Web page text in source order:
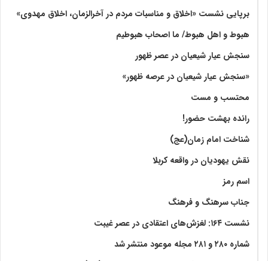
برپایی نشست «اخلاق و مناسبات مردم در آخرالزمان، اخلاق مهدوی»
هبوط و اهل هبوط/ ما اصحاب هبوطیم
سنجش عیار شیعیان در عصر ظهور
«سنجش عیار شیعیان در عرصه ظهور»
محتسب و مست
رانده بهشت‌ حضور!
شناخت امام زمان(عج)
نقش یهودیان در واقعه کربلا
اسم رمز
جناب سرهنگ و فرهنگ
نشست ۱۶۴: لغزش‌های اعتقادی در عصر غیبت
شماره ۲۸۰ و ۲۸۱ مجله موعود منتشر شد